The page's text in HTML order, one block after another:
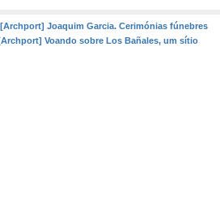
[Archport] Joaquim Garcia. Cerimónias fúnebres
[Archport] Voando sobre Los Bañales, um sítio